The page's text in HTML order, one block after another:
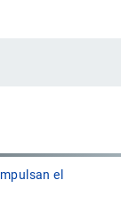
el